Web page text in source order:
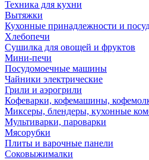
Техника для кухни
Вытяжки
Кухонные принадлежности и
Хлебопечи
Сушилка для овощей и фруктов
Мини-печи
Посудомоечные машины
Чайники электрические
Грили и аэрогрили
Кофеварки, кофемашины,
Миксеры, блендеры, кухонные
Мультиварки, пароварки
Мясорубки
Плиты и варочные панели
Соковыжималки